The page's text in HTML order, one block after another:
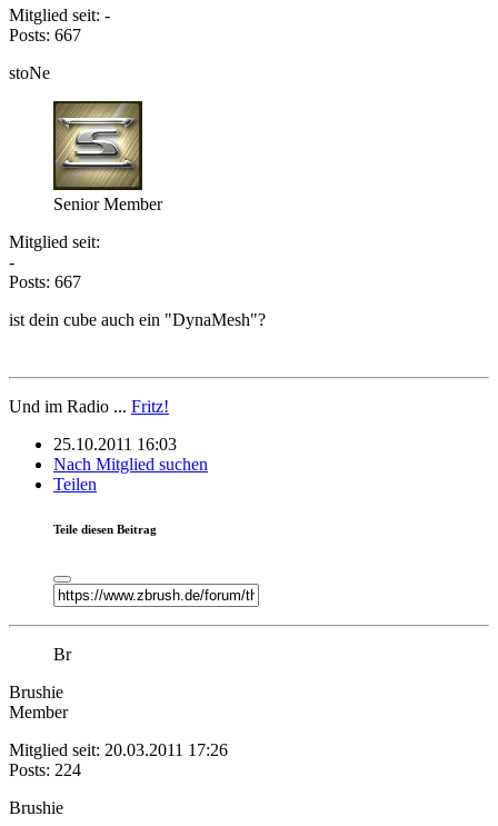
Mitglied seit: -
Posts: 667
stoNe
Senior Member
Mitglied seit:
-
Posts: 667
ist dein cube auch ein "DynaMesh"?
Und im Radio ... Fritz!
25.10.2011 16:03
Nach Mitglied suchen
Teilen
Teile diesen Beitrag
Br
Brushie
Member
Mitglied seit: 20.03.2011 17:26
Posts: 224
Brushie